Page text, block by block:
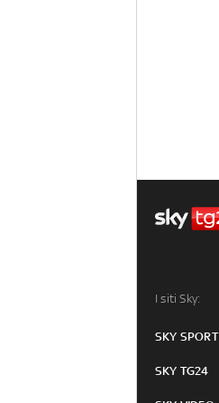
I siti Sky:
SKY SPORT
SKY TG24